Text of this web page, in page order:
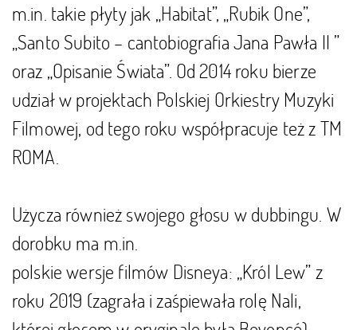
m.in. takie płyty jak „Habitat”, „Rubik One”,
„Santo Subito – cantobiografia Jana Pawła II ”
oraz „Opisanie Świata”. Od 2014 roku bierze
udział w projektach Polskiej Orkiestry Muzyki
Filmowej, od tego roku współpracuje też z TM
ROMA.
Użycza również swojego głosu w dubbingu. W
dorobku ma m.in.
polskie wersje filmów Disneya: „Król Lew” z
roku 2019 (zagrała i zaśpiewała rolę Nali,